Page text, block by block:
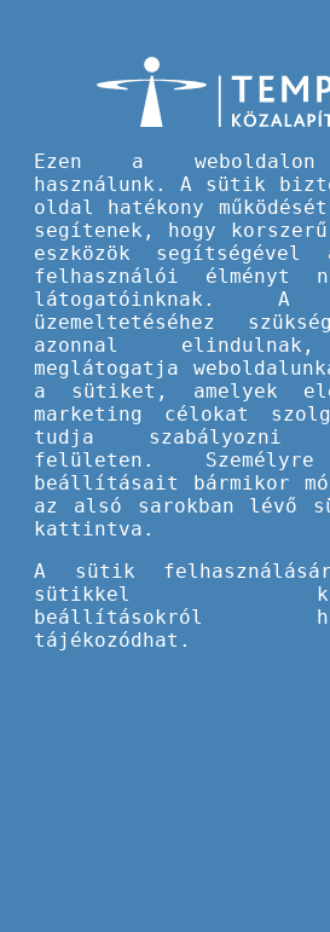
EU IFJÚSÁG ONE 2
ONE 2
Kézikönyv ifjúsági
A SALTO Education
kétszemélyes,
támogatási
összefoglalásával. A
támogató
Ezen a
használunk. A sütik
oldal hatékony
segítenek, hogy
eszközök segítségével
felhasználói élményt
látogatóinknak. A
üzemeltetéséhez
azonnal
meglátogatja
a sütiket, amelyek
marketing célokat
tudja
felületen.
beállításait bármikor
az alsó sarokban lévő
kattintva.
A sütik
sütikkel
beállításokról
tájékozódhat.